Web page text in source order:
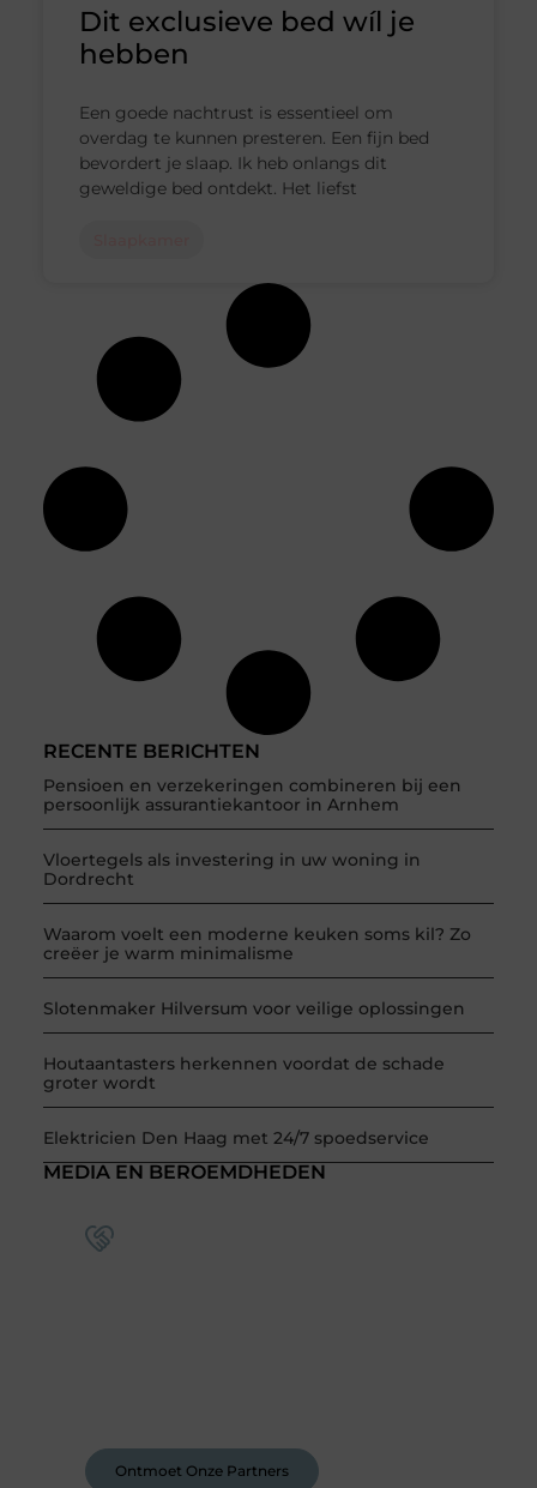
RECENTE BERICHTEN
Pensioen en verzekeringen combineren bij een
persoonlijk assurantiekantoor in Arnhem
Vloertegels als investering in uw woning in
Dordrecht
Waarom voelt een moderne keuken soms kil? Zo
creëer je warm minimalisme
Slotenmaker Hilversum voor veilige oplossingen
Houtaantasters herkennen voordat de schade
groter wordt
Elektricien Den Haag met 24/7 spoedservice
MEDIA EN BEROEMDHEDEN
Ontmoet Onze Partners
Dit exclusieve bed wíl je
hebben
Een goede nachtrust is essentieel om
overdag te kunnen presteren. Een fijn bed
bevordert je slaap. Ik heb onlangs dit
geweldige bed ontdekt. Het liefst